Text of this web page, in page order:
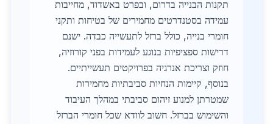
תקנות הבנייה בדרום, ובפרט באשדוד, מחייבות
עמידה בסטנדרטים מחמירים של בטיחות ותקני
חומרי בנייה, כולל ברזל לתעשייה כבדה. ישנם
דרישות ספציפיות בנוגע לעמידות בפני קורוזיה,
חוזק וצריכת אנרגיה בפרויקטים תעשייתיים.
בנוסף, קיימות הנחיות סביבתיות מחמירות
שמטרתן למנוע זיהום סביבתי במהלך העיבוד
והשימוש בברזל. חשוב לוודא שכל חומרי הברזל